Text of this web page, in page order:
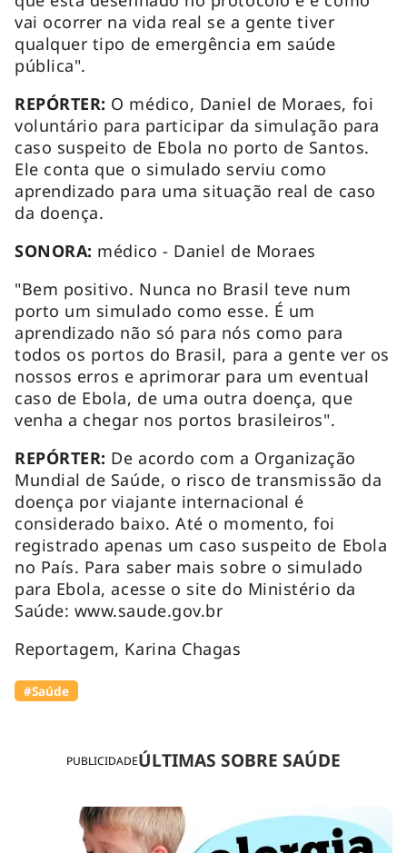
PUBLICIDADEÚLTIMAS SOBRE SAÚDE
vai ocorrer na vida real se a gente tiver
qualquer tipo de emergência em saúde
pública".
REPÓRTER: O médico, Daniel de Moraes, foi
voluntário para participar da simulação para
caso suspeito de Ebola no porto de Santos.
Ele conta que o simulado serviu como
aprendizado para uma situação real de caso
da doença.
SONORA: médico - Daniel de Moraes
"Bem positivo. Nunca no Brasil teve num
porto um simulado como esse. É um
aprendizado não só para nós como para
todos os portos do Brasil, para a gente ver os
nossos erros e aprimorar para um eventual
caso de Ebola, de uma outra doença, que
venha a chegar nos portos brasileiros".
REPÓRTER: De acordo com a Organização
Mundial de Saúde, o risco de transmissão da
doença por viajante internacional é
considerado baixo. Até o momento, foi
registrado apenas um caso suspeito de Ebola
no País. Para saber mais sobre o simulado
para Ebola, acesse o site do Ministério da
Saúde: www.saude.gov.br
Reportagem, Karina Chagas
#Saúde